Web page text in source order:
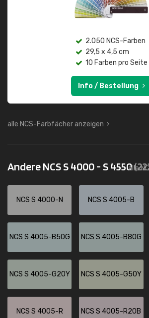
2.050 NCS-Farben
29,5 x 4,5 cm
10 Farben pro Seite
Info / Bestellung
alle NCS-Farbfächer anzeigen
Andere NCS S 4000 - S 4550alle
NCS S 4000-N NCS S 4005-B
NCS S 4005-B50G NCS S 4005-B80G
NCS S 4005-G20Y NCS S 4005-G50Y
NCS S 4005-R NCS S 4005-R20B